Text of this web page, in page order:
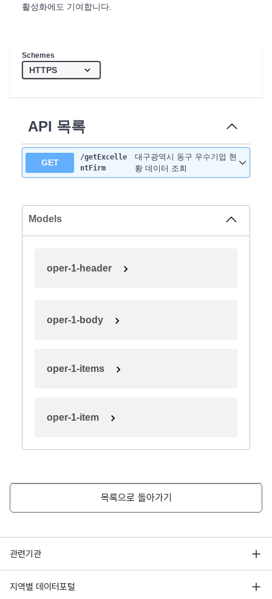
활성화에도 기여합니다.
Schemes
API 목록
GET
/getExcelle
ntFirm
대구광역시 동구 우수기업 현
황 데이터 조회
Models
oper-1-header
oper-1-body
oper-1-items
oper-1-item
목록으로 돌아가기
관련기관
행정안전부
한국지능정보사회진흥원
지역별 데이터포털
서울 열린데이터광장